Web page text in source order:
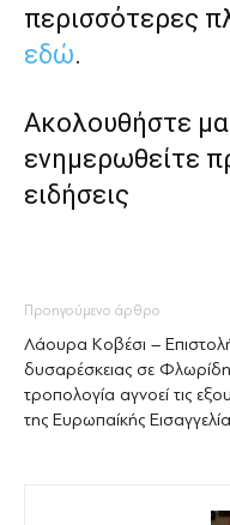
περισσότερες
εδώ.
Ακολουθήστε
ενημερωθείτε
ειδήσεις
Προηγούμενο άρθρο
Λάουρα Κοβέσι –
δυσαρέσκειας σε
τροπολογία αγνοεί τις
της Ευρωπαίκής